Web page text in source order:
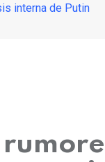
interna de Putin